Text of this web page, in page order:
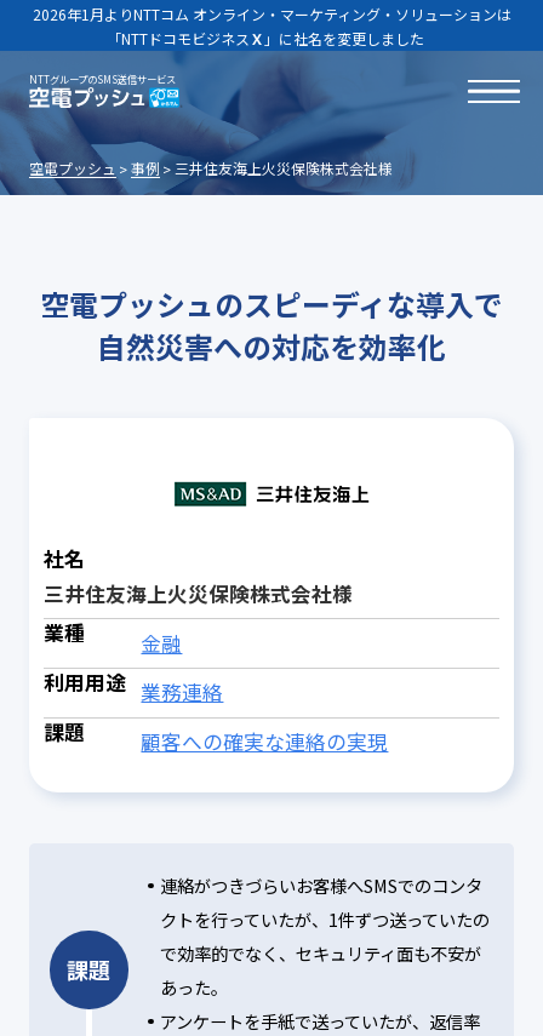
2026年1月よりNTTコム オンライン・マーケティング・ソリューションは
「NTTドコモビジネス Ｘ 」に社名を変更しました
NTTグループのSMS送信サービス
空電プッシュ 事例 三井住友海上火災保険株式会社様
空電プッシュのスピーディな導入で
自然災害への対応を効率化
社名
三井住友海上火災保険株式会社様
業種
金融
利用用途 業務連絡
課題
顧客への確実な連絡の実現
課題
連絡がつきづらいお客様へSMSでのコンタ
クトを行っていたが、1件ずつ送っていたの
で効率的でなく、セキュリティ面も不安が
あった。
アンケートを手紙で送っていたが、返信率